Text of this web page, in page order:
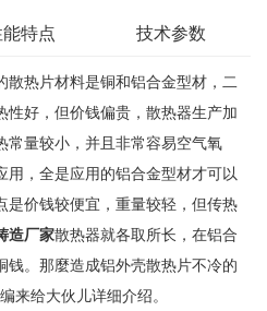
特点 技术参数
散热片材料是铜和铝合金型材，二
性好，但价钱偏贵，散热器生产加
常量较小，并且非常容易空气氧
用，全是应用的铝合金型材才可以
是价钱较便宜，重量较轻，但传热
造厂家散热器就各取所长，在铝合
钱。那麼造成铝外壳散热片不冷的
来给大伙儿详细介绍。